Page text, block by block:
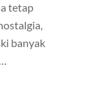
tetap
banyak